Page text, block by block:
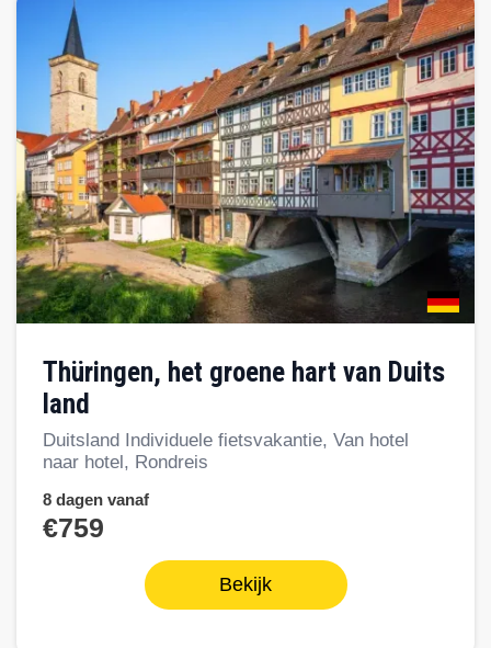
Thüringen, het groene hart van Duits
land
Duitsland Individuele fietsvakantie, Van hotel
naar hotel, Rondreis
8 dagen vanaf
€759
Bekijk